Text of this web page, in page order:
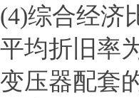
(4)综合经济
平均折旧率
变压器配套